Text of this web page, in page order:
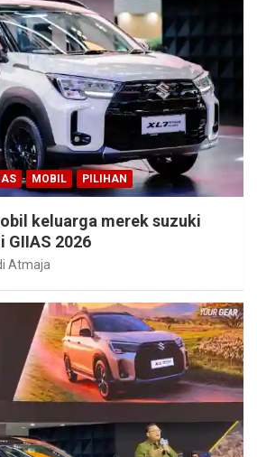
MOBIL PILIHAN
keluarga merek suzuki
GIIAS 2026
Atmaja